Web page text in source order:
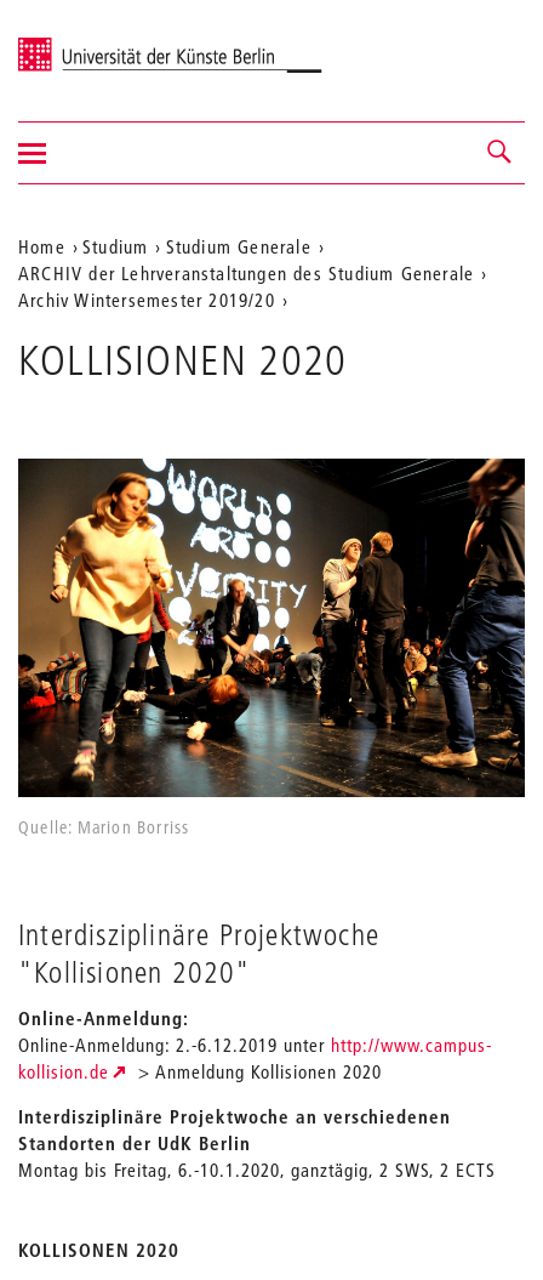
Universität der Künste Berlin
Navigation &
Suche
Navigation
ein-/ausblenden
Aktuelle
Position
der
Home Studium
Studium Generale
ARCHIV der Lehrveranstaltungen des Studium Generale
Archiv Wintersemester 2019/20
KOLLISIONEN 2020
Quelle: Marion Borriss
Interdisziplinäre Projektwoche
"Kollisionen 2020"
Online-Anmeldung:
Online-Anmeldung: 2.-6.12.2019 unter http://www.campus-
kollision.de
> Anmeldung Kollisionen 2020
Interdisziplinäre Projektwoche an verschiedenen
Standorten der UdK Berlin
Montag bis Freitag, 6.-10.1.2020, ganztägig, 2 SWS, 2 ECTS
KOLLISONEN 2020